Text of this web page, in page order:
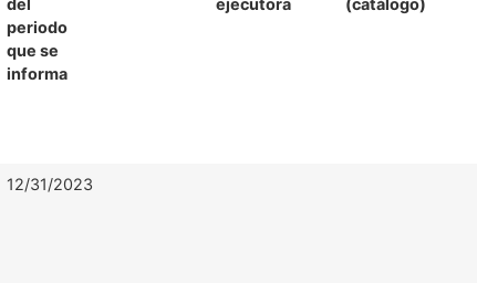
del
periodo
que se
informa
ejecutora
(catálogo)
12/31/2023